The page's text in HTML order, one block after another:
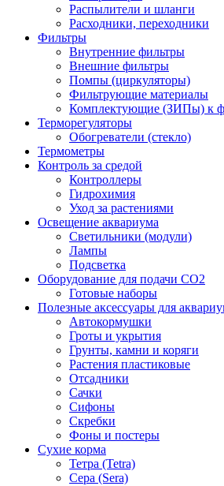
Распылители и шланги
Расходники, переходники
Фильтры
Внутренние фильтры
Внешние фильтры
Помпы (циркуляторы)
Фильтрующие материалы
Комплектующие (ЗИПы) к
Терморегуляторы
Обогреватели (стекло)
Термометры
Контроль за средой
Контроллеры
Гидрохимия
Уход за растениями
Освещение аквариума
Светильники (модули)
Лампы
Подсветка
Оборудование для подачи CO2
Готовые наборы
Полезные аксессуары для
Автокормушки
Гроты и укрытия
Грунты, камни и коряги
Растения пластиковые
Отсадники
Сачки
Сифоны
Скребки
Фоны и постеры
Сухие корма
Тетра (Tetra)
Сера (Sera)